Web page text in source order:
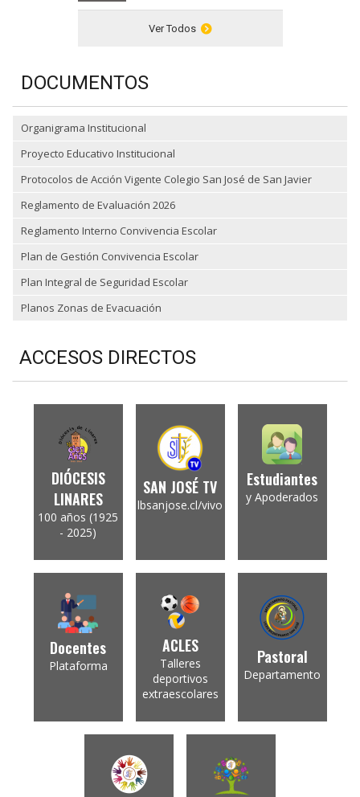
Ver Todos
DOCUMENTOS
Organigrama Institucional
Proyecto Educativo Institucional
Protocolos de Acción Vigente Colegio San José de San Javier
Reglamento de Evaluación 2026
Reglamento Interno Convivencia Escolar
Plan de Gestión Convivencia Escolar
Plan Integral de Seguridad Escolar
Planos Zonas de Evacuación
ACCESOS DIRECTOS
DIÓCESIS
LINARES
100 años (1925
- 2025)
SAN JOSÉ TV
lbsanjose.cl/vivo
Estudiantes
y Apoderados
Docentes
Plataforma
ACLES
Talleres
deportivos
extraescolares
Pastoral
Departamento